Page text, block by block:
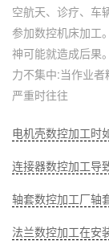
空航天、诊疗、车
参加数控机床加工
神可能就造成后果
力不集中:当作业
严重时往往
连接器数控加工导
法兰数控加工在安